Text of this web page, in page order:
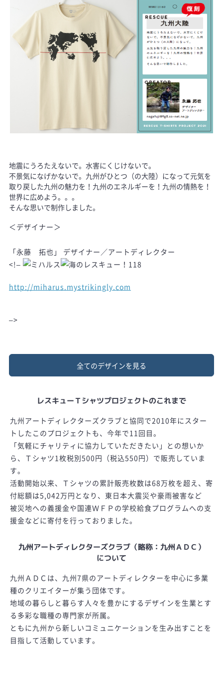
地震にうろたえないで。水害にくじけないで。
不景気になげかないで。九州がひとつ（の大陸）になって元気を
取り戻した九州の魅力を！九州のエネルギーを！九州の情熱を！
世界に広めよう。。。
そんな思いで制作しました。
＜デザイナー＞
「永藤 拓也」 デザイナー／アートディレクター
<!–
http://miharus.mystrikingly.com
–>
全てのデザインを見る
レスキューＴシャツプロジェクトのこれまで
九州アートディレクターズクラブと協同で2010年にスター
トしたこのプロジェクトも、今年で11回目。
「気軽にチャリティに協力していただきたい」との想いか
ら、Ｔシャツ1枚税別500円（税込550円）で販売していま
す。
活動開始以来、Ｔシャツの累計販売枚数は68万枚を超え、寄
付総額は5,042万円となり、東日本大震災や豪雨被害など
被災地への義援金や国連ＷＦＰの学校給食プログラムへの支
援金などに寄付を行っておりました。
九州アートディレクターズクラブ（略称：九州ＡＤＣ）
について
九州ＡＤＣは、九州7県のアートディレクターを中心に多業
種のクリエイターが集う団体です。
地域の暮らしと暮らす人々を豊かにするデザインを生業とす
る多彩な職種の専門家が所属。
ともに九州から新しいコミュニケーションを生み出すことを
目指して活動しています。